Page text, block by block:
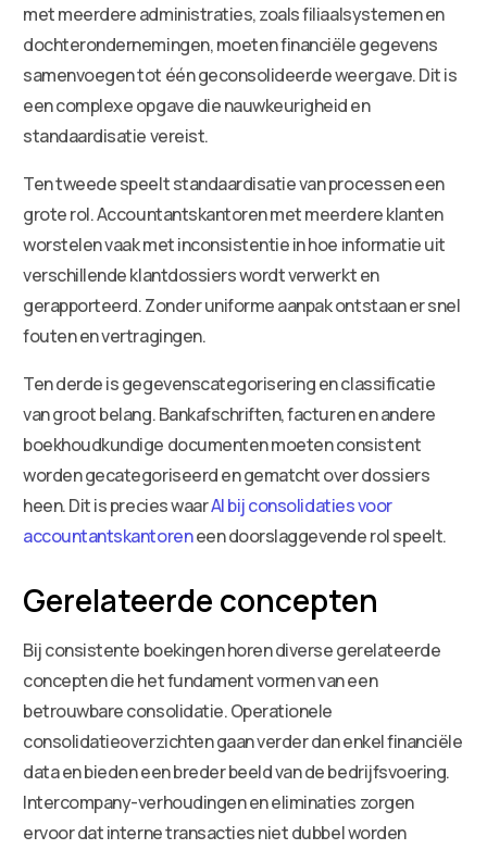
met meerdere administraties, zoals filiaalsystemen en
dochterondernemingen, moeten financiële gegevens
samenvoegen tot één geconsolideerde weergave. Dit is
een complexe opgave die nauwkeurigheid en
standaardisatie vereist.
Ten tweede speelt standaardisatie van processen een
grote rol. Accountantskantoren met meerdere klanten
worstelen vaak met inconsistentie in hoe informatie uit
verschillende klantdossiers wordt verwerkt en
gerapporteerd. Zonder uniforme aanpak ontstaan er snel
fouten en vertragingen.
Ten derde is gegevenscategorisering en classificatie
van groot belang. Bankafschriften, facturen en andere
boekhoudkundige documenten moeten consistent
worden gecategoriseerd en gematcht over dossiers
heen. Dit is precies waarAI bij consolidaties voor
accountantskantoreneen doorslaggevende rol speelt.
Gerelateerde concepten
Bij consistente boekingen horen diverse gerelateerde
concepten die het fundament vormen van een
betrouwbare consolidatie. Operationele
consolidatieoverzichten gaan verder dan enkel financiële
data en bieden een breder beeld van de bedrijfsvoering.
Intercompany-verhoudingen en eliminaties zorgen
ervoor dat interne transacties niet dubbel worden